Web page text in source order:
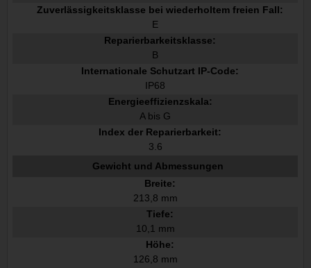
Zuverlässigkeitsklasse bei wiederholtem freien Fall:
E
Reparierbarkeitsklasse:
B
Internationale Schutzart IP-Code:
IP68
Energieeffizienzskala:
A bis G
Index der Reparierbarkeit:
3.6
Gewicht und Abmessungen
Breite:
213,8 mm
Tiefe:
10,1 mm
Höhe:
126,8 mm